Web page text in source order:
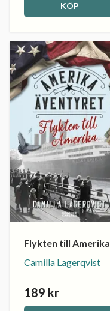
KÖP
Flykten till Amerika
Camilla Lagerqvist
189 kr